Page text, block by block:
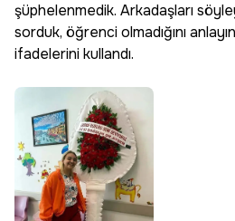
şüphelenmedik. Arkadaşları
sorduk, öğrenci olmadığını
ifadelerini kullandı.